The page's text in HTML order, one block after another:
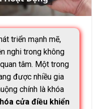
triển mạnh mẽ,
nghi trong không
tâm. Một trong
được nhiều gia
chính là khóa
cửa điều khiển